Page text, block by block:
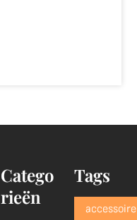
Catego
rieën
Tags